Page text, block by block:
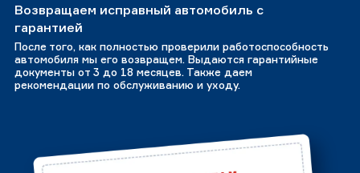
Возвращаем исправный автомобиль с
гарантией
После того, как полностью проверили работоспособность
автомобиля мы его возвращем. Выдаются гарантийные
документы от 3 до 18 месяцев. Также даем
рекомендации по обслуживанию и уходу.